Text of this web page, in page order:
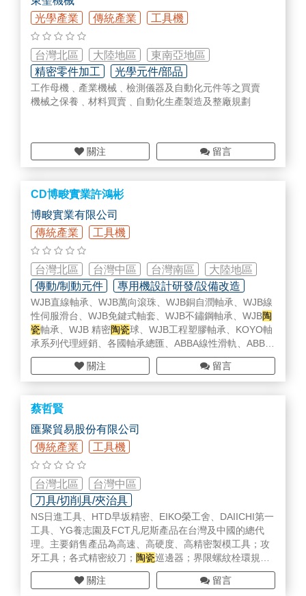
光學產業
傳統產業 工具機
台灣北區 大陸地區
東南亞地區
精密零件加工
光學元件/部品
檢測/監測設備/部品
工作母機﹑產業機械﹑檢測儀器及自動化元件等之買賣
機械之保養﹑材料買賣﹑自動化生產製造及整廠規劃
關注 留言
CD博畯實業許鴻彬
博畯實業有限公司
傳統產業
工具機
台灣北區 台灣中區 台灣南區
大陸地區
傳動/制動元件
專用機設計研發/設備改造
智慧工廠規劃/設備/部品
WJB直線軸承、WJB萬向滾珠、WJB銅自潤軸承、WJB線
性伺服滑台、WJB免鍵式軸套、WJB不鏽鋼軸承、WJB陶
瓷軸承、WJB 精密陶瓷球、WJB工程塑膠軸承、KOYO軸
承系列代理經銷、各國軸承總匯、ABBA線性滑軌、ABBA
滾珠螺桿銷售經銷、螺桿支撐座、精密軸心、各式聯軸
器、針狀軸承、連座軸承、防塵套、魚眼軸承、單向軸
承、交叉滾子軸承、交叉滾子滑軌、萬向接頭、電纜保護
鏈條等，規格齊全，交貨快速，一站式採購平台以滿足廣
大客戶不同需求，以期提供全台客戶最專業、最快速與最
優質的服務。
關注 留言
蔡哲賢
匯聚貿易股份有限公司
傳統產業
工具機
台灣北區
台灣中區
刀具/切削具/夾治具
NS日進工具、HTD早坂精密、EIKO榮工舍、DAIICHI第一
工具、YG養志園及FCT凡尼斯產品在台灣及中國的總代
理。主要銷售產品為高速、高硬度、高精密製模工具；攻
牙工具；各式精密絞刀； 陶瓷巡邊器；界限螺紋栓環規、
及其各式精密切削工具。
關注
留言